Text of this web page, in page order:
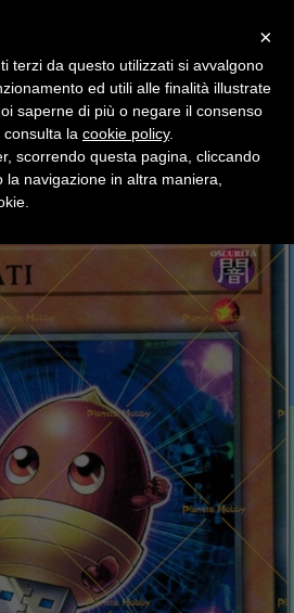
Carte Singole
Ghiandati
×
chiuso dal 9/08 al 24/08
le 15:00 del 07/08 verranno
25/08.
staff di Pianeta Hobby
×
terzi da questo utilizzati si avvalgono
ed utili alle finalità illustrate
saperne di più o negare il consenso
la cookie policy.
scorrendo questa pagina, cliccando
navigazione in altra maniera,